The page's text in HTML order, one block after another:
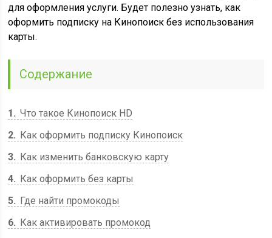
для оформления услуги. Будет полезно узнать, как
оформить подписку на Кинопоиск без использования
карты.
Содержание
1
Что такое Кинопоиск HD
2
Как оформить подписку Кинопоиск
3
Как изменить банковскую карту
4
Как оформить без карты
5
Где найти промокоды
6
Как активировать промокод